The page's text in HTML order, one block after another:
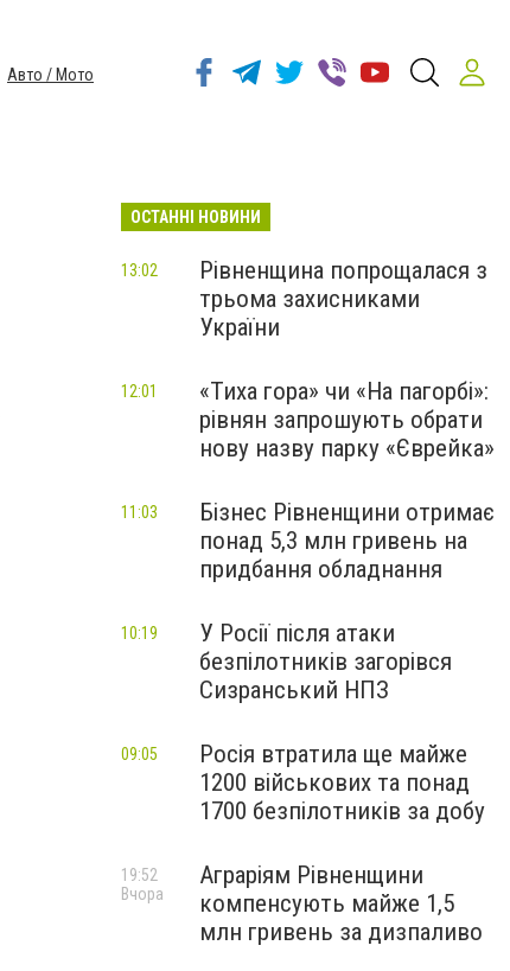
Авто / Мото
ОСТАННІ НОВИНИ
Рівненщина попрощалася з
трьома захисниками
України
13:02
«Тиха гора» чи «На пагорбі»:
рівнян запрошують обрати
нову назву парку «Єврейка»
12:01
Бізнес Рівненщини отримає
понад 5,3 млн гривень на
придбання обладнання
11:03
У Росії після атаки
безпілотників загорівся
Сизранський НПЗ
10:19
Росія втратила ще майже
1200 військових та понад
1700 безпілотників за добу
09:05
Аграріям Рівненщини
компенсують майже 1,5
млн гривень за дизпаливо
19:52
Вчора